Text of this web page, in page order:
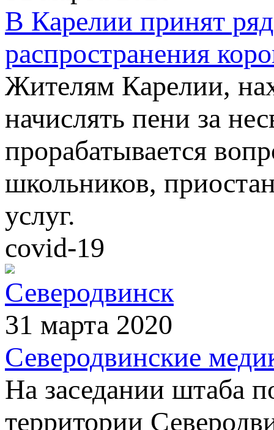
В Карелии принят
распространения
Жителям Карелии,
начислять пени за
прорабатывается
школьников,
услуг.
covid-19
Северодвинск
31 марта 2020
Северодвинские
На заседании штаба
территории